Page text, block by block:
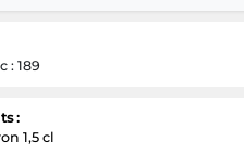
: 189
:
1,5 cl